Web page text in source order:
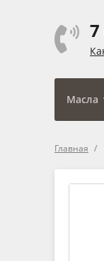
7
Масла
Главная